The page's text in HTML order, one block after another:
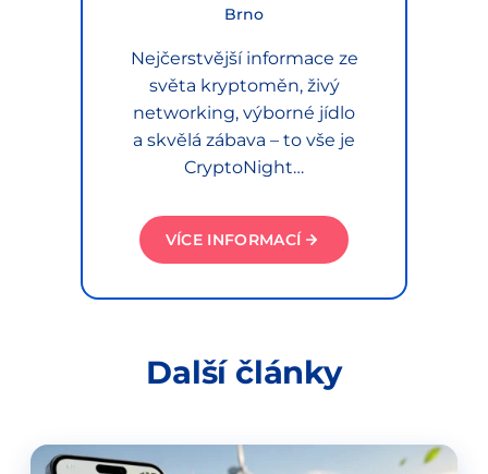
Brno
Nejčerstvější informace ze
světa kryptoměn, živý
networking, výborné jídlo
a skvělá zábava – to vše je
CryptoNight…
VÍCE INFORMACÍ
Další články